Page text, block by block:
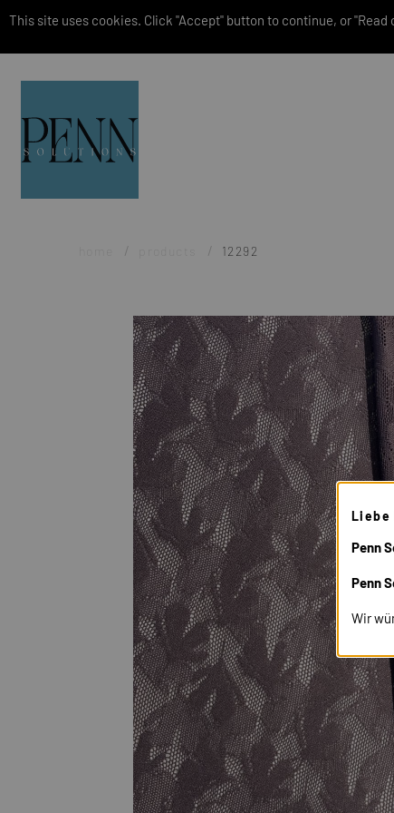
This site uses cookies. Click "Accept" button to continue, or
12292
Liebe
Penn
Penn
Wir